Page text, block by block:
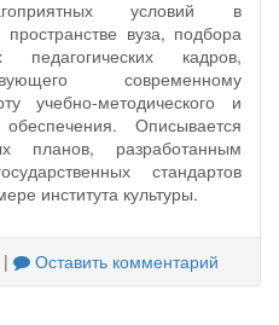
условий в
пространстве вуза, подбора
педагогических кадров,
современному
учебно-методического и
обеспечения. Описывается
планов, разработанным
стандартов
института культуры.
| Оставить комментарий